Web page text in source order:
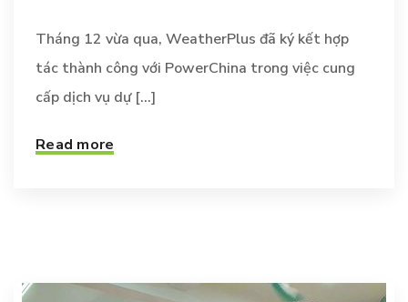
Tháng 12 vừa qua, WeatherPlus đã ký kết hợp
tác thành công với PowerChina trong việc cung
cấp dịch vụ dự [...]
Read more